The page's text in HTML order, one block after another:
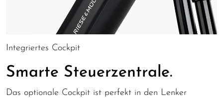
Integriertes Cockpit
Smarte Steuerzentrale.
Das optionale Cockpit ist perfekt in den Lenker